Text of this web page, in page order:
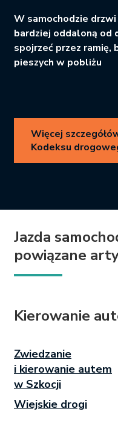
W samochodzie
bardziej oddaloną od
spojrzeć przez ramię,
pieszych w pobliżu
Więcej
Kodeksu
Jazda
powiązane
Kierowanie
Zwiedzanie
i kierowanie autem
w Szkocji
Wiejskie drogi